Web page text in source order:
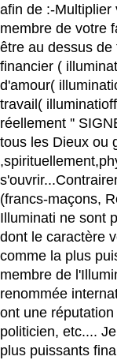
afin de :-Multiplier
membre de votre
être au dessus
financier (
d'amour(
travail(
réellement ''
tous les Dieux ou
(francs-maçons,
Illuminati ne sont
dont le caractère
comme la plus
membre de
renommée
ont une
politicien, etc....
plus puissants